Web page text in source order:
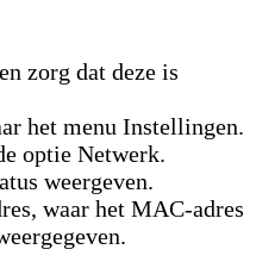
zorg dat deze is
het menu Instellingen.
optie Netwerk.
weergeven.
waar het MAC-adres